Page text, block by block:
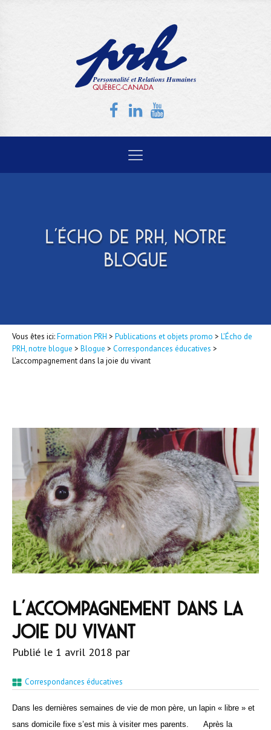
L'ÉCHO DE PRH, NOTRE
BLOGUE
Vous êtes ici:Formation PRH > Publications et objets promo > L'Écho de
PRH, notre blogue > Blogue > Correspondances éducatives >
L’accompagnement dans la joie du vivant
L’accompagnement dans la
joie du vivant
Publié le 1 avril 2018 par
Correspondances éducatives
Dans les dernières semaines de vie de mon père, un lapin « libre » et
sans domicile fixe s’est mis à visiter mes parents.
Après la